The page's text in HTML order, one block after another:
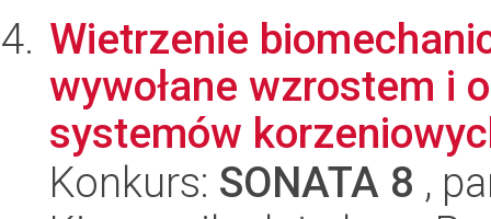
Wietrzenie
wywołane wzrostem i
systemów
Konkurs: SONATA 8 ,